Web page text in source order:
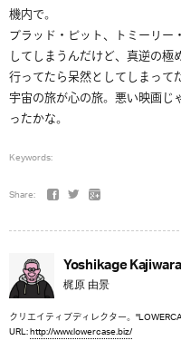
機内で。
ブラッド・ピット、トミーリ
してしまうんだけど、真逆の
行ってたら呆然としてしまって
宇宙の旅が心の旅。悪い映画
ったかな。
Keywords:
Share:
Yoshikage
梶原 由景
クリエイティブディレクター。
URL:http://www.lowercase.biz/